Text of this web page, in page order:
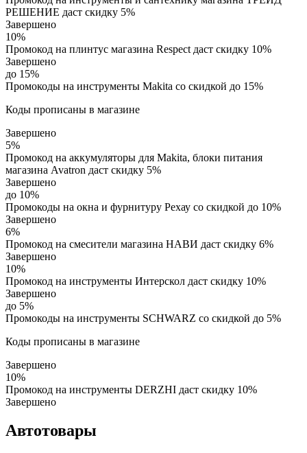
РЕШЕНИЕ даст скидку 5%
Завершено
10%
Промокод на плинтус магазина Respect даст скидку 10%
Завершено
до 15%
Промокоды на инструменты Makita со скидкой до 15%
Коды прописаны в магазине
Завершено
5%
Промокод на аккумуляторы для Makita, блоки питания
магазина Avatron даст скидку 5%
Завершено
до 10%
Промокоды на окна и фурнитуру Рехау со скидкой до 10%
Завершено
6%
Промокод на смесители магазина НАВИ даст скидку 6%
Завершено
10%
Промокод на инструменты Интерскол даст скидку 10%
Завершено
до 5%
Промокоды на инструменты SCHWARZ со скидкой до 5%
Коды прописаны в магазине
Завершено
10%
Промокод на инструменты DERZHI даст скидку 10%
Завершено
Автотовары